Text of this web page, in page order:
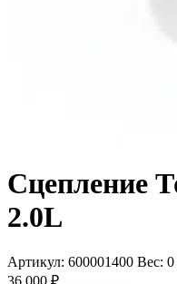
Сцепление
2.0L
Артикул: 600001400 Вес: 0
36 000 ₽